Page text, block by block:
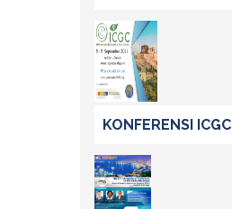
KONFERENSI ICGC